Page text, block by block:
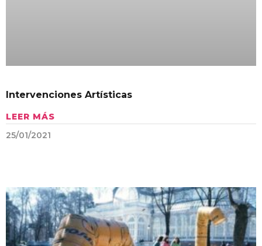
Intervenciones Artísticas
LEER MÁS
25/01/2021